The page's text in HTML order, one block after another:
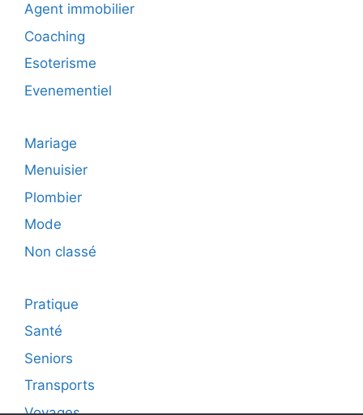
Agent immobilier
Coaching
Esoterisme
Evenementiel
Mariage
Menuisier
Plombier
Mode
Non classé
Pratique
Santé
Seniors
Transports